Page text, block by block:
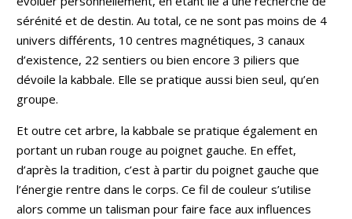
sérénité et de destin. Au total, ce ne sont pas moins de 4
univers différents, 10 centres magnétiques, 3 canaux
d’existence, 22 sentiers ou bien encore 3 piliers que
dévoile la kabbale. Elle se pratique aussi bien seul, qu’en
groupe.
Et outre cet arbre, la kabbale se pratique également en
portant un ruban rouge au poignet gauche. En effet,
d’après la tradition, c’est à partir du poignet gauche que
l’énergie rentre dans le corps. Ce fil de couleur s’utilise
alors comme un talisman pour faire face aux influences